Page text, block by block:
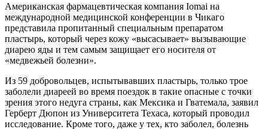
Американская фармацевтическая компания Iomai на
международной медицинской конференции в Чикаго
представила пропитанный специальным препаратом
пластырь, который через кожу «высасывает» вызывающие
диарею яды и тем самым защищает его носителя от
«медвежьей болезни».
Из 59 добровольцев, испытывавших пластырь, только трое
заболели диареей во время поездок в такие опасные с точки
зрения этого недуга страны, как Мексика и Гватемала, заявил
Герберт Дюпон из Университета Техаса, который проводил
исследование. Кроме того, даже у тех, кто заболел, болезнь